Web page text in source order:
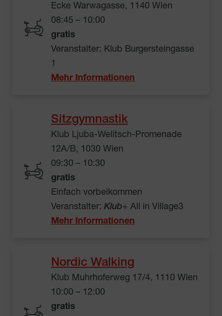
Ecke Warwagasse, 1140 Wien
08:45 – 10:00
gratis
Veranstalter: Klub Burgersteingasse
1
Mehr Informationen
Sitzgymnastik
Klub Ljuba-Welitsch-Promenade
12A/B, 1030 Wien
09:30 – 10:30
gratis
Einfach vorbeikommen
Veranstalter: Klub+ All in Village3
Mehr Informationen
Nordic Walking
Klub Muhrhoferweg 17/4, 1110 Wien
10:00 – 12:00
gratis